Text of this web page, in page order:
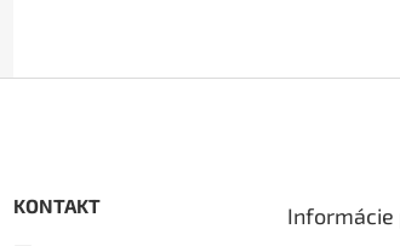
KONTAKT Informácie